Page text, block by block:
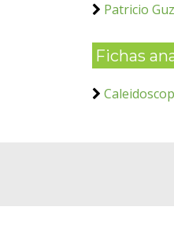
Patricio
Fichas